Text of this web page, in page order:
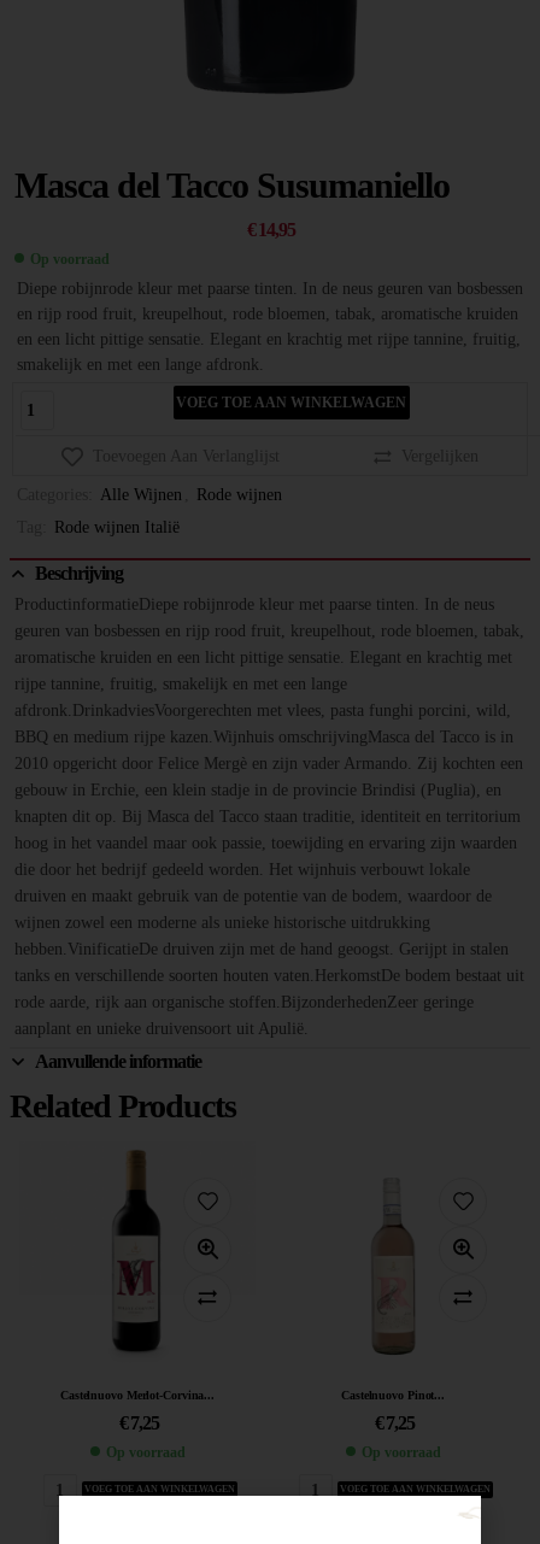
Masca del Tacco Susumaniello
€14,95
Op voorraad
Diepe robijnrode kleur met paarse tinten. In de neus geuren van bosbessen
en rijp rood fruit, kreupelhout, rode bloemen, tabak, aromatische kruiden
en een licht pittige sensatie. Elegant en krachtig met rijpe tannine, fruitig,
smakelijk en met een lange afdronk.
VOEG TOE AAN WINKELWAGEN
Toevoegen Aan Verlanglijst Vergelijken
Alle Wijnen
Rode wijnen
Rode wijnen Italië
Beschrijving
ProductinformatieDiepe robijnrode kleur met paarse tinten. In de neus
geuren van bosbessen en rijp rood fruit, kreupelhout, rode bloemen, tabak,
aromatische kruiden en een licht pittige sensatie. Elegant en krachtig met
rijpe tannine, fruitig, smakelijk en met een lange
afdronk.DrinkadviesVoorgerechten met vlees, pasta funghi porcini, wild,
BBQ en medium rijpe kazen.Wijnhuis omschrijvingMasca del Tacco is in
2010 opgericht door Felice Mergè en zijn vader Armando. Zij kochten een
gebouw in Erchie, een klein stadje in de provincie Brindisi (Puglia), en
knapten dit op. Bij Masca del Tacco staan traditie, identiteit en territorium
hoog in het vaandel maar ook passie, toewijding en ervaring zijn waarden
die door het bedrijf gedeeld worden. Het wijnhuis verbouwt lokale
druiven en maakt gebruik van de potentie van de bodem, waardoor de
wijnen zowel een moderne als unieke historische uitdrukking
hebben.VinificatieDe druiven zijn met de hand geoogst. Gerijpt in stalen
tanks en verschillende soorten houten vaten.HerkomstDe bodem bestaat uit
rode aarde, rijk aan organische stoffen.BijzonderhedenZeer geringe
aanplant en unieke druivensoort uit Apulië.
Aanvullende informatie
Related Products
Castelnuovo Merlot-Corvina...
€ 7,25
Op voorraad
VOEG TOE AAN WINKELWAGEN
Castelnuovo Pinot...
€ 7,25
Op voorraad
VOEG TOE AAN WINKELWAGEN